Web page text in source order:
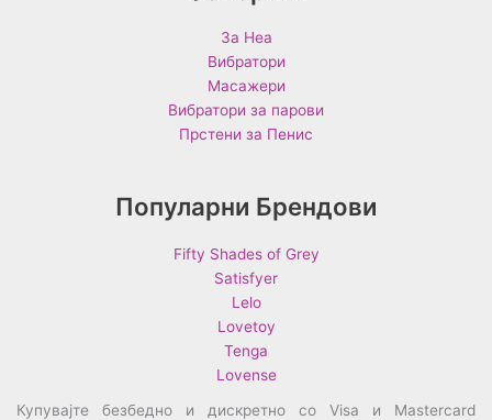
За Неа
Вибратори
Масажери
Вибратори за парови
Прстени за Пенис
Популарни Брендови
Fifty Shades of Grey
Satisfyer
Lelo
Lovetoy
Tenga
Lovense
Купувајте безбедно и дискретно со Visa и Mastercard